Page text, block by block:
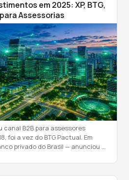
em 2025: XP, BTG,
Assessorias
canal B2B para assessores
foi a vez do BTG Pactual. Em
privado do Brasil — anunciou a
grande instituição que abre o